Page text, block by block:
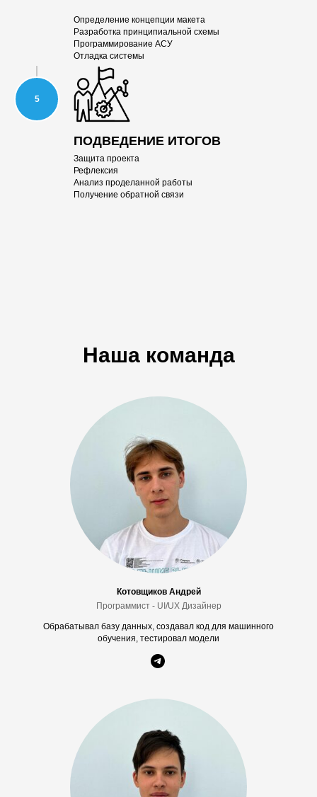
Определение концепции макета
Разработка принципиальной схемы
Программирование АСУ
Отладка системы
ПОДВЕДЕНИЕ ИТОГОВ
Защита проекта
Рефлексия
Анализ проделанной работы
Получение обратной связи
Наша команда
Котовщиков Андрей
Программист - UI/UX Дизайнер
Обрабатывал базу данных, создавал код для машинного
обучения, тестировал модели